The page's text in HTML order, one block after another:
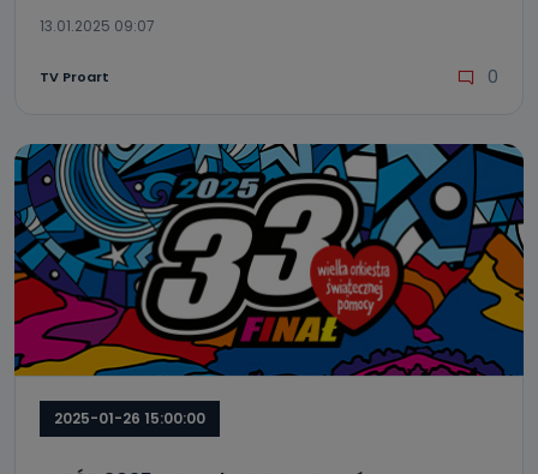
13.01.2025 09:07
TV Proart 0
2025-01-26 15:00:00